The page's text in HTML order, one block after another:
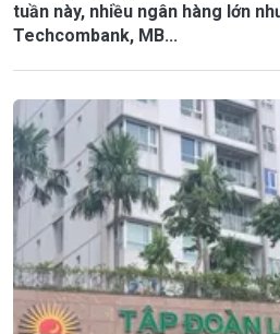
tuần này, nhiều ngân hàng lớn
Techcombank, MB...